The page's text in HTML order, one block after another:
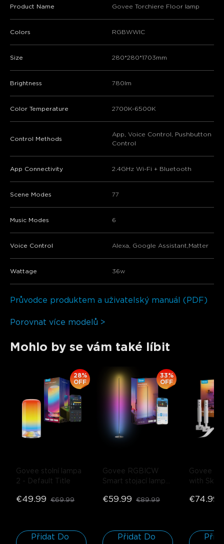
Product Name Govee Torchiere Floor lamp
Colors RGBWWIC
Size 280*280*1703mm
Brightness 780lm
Color Temperature 2700K-6500K
Control Methods
App, Voice Control, Pushbutton
Control
App Connectivity 2.4GHz Wi-Fi + Bluetooth
Scene Modes 77
Music Modes 6
Voice Control Alexa, Google Assistant,Matter
Wattage 36w
Průvodce produktem a uživatelský manuál (PDF)
Porovnat více modelů >
Mohlo by se vám také líbit
Govee stolní lampa
2 - Default Title
28%
OFF
€49.99 €69.99
Přidat Do
Govee RGBICW
Smart stojací lampa
(kompatibilní s
33%
OFF
€59.99 €89.99
Přidat Do
Govee
with
€74.99